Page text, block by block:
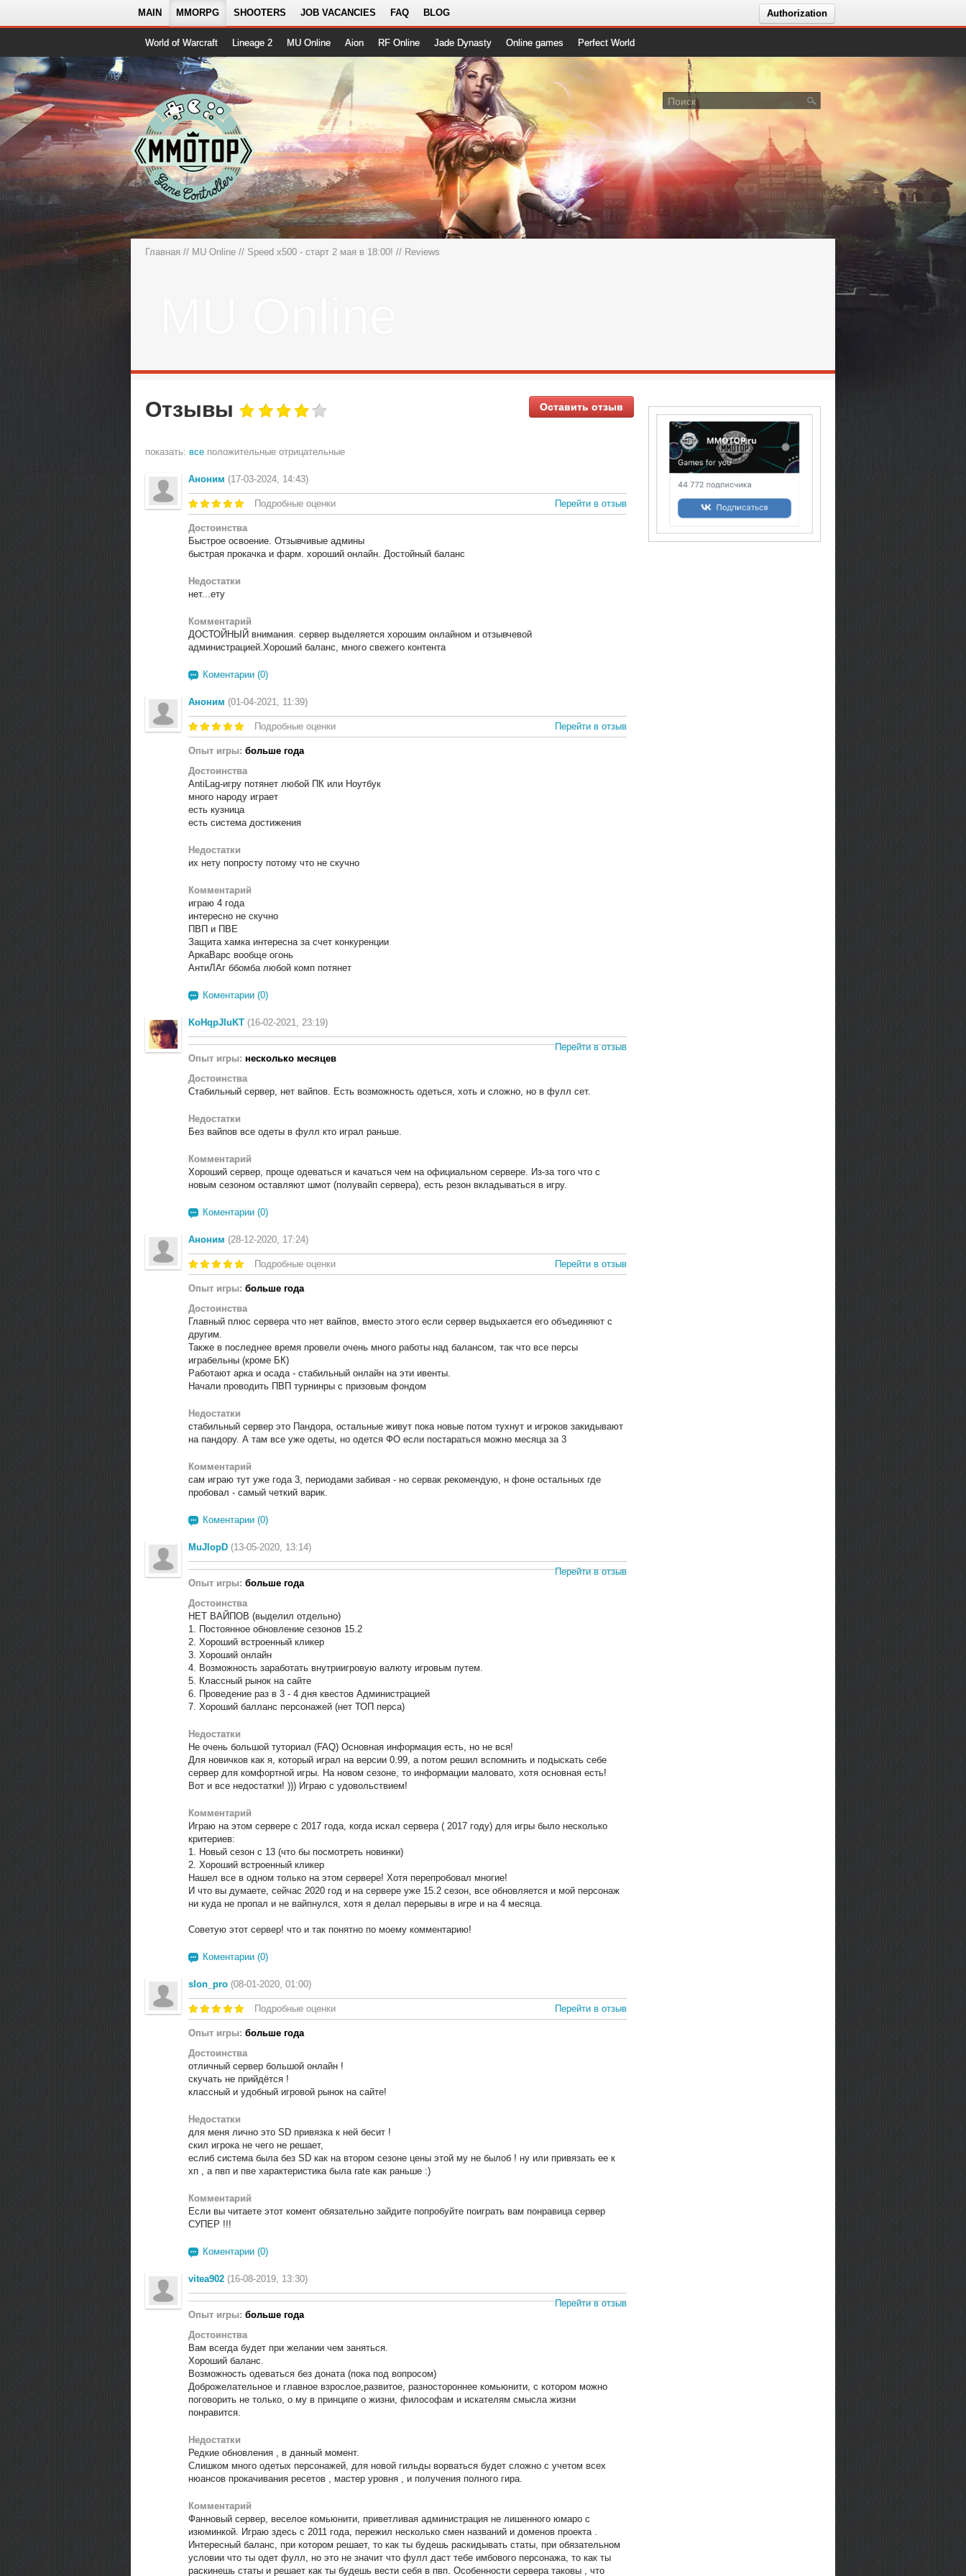
MAIN MMORPG SHOOTERS JOB VACANCIES FAQ BLOG Authorization
World of Warcraft Lineage 2 MU Online Aion RF Online Jade Dynasty Online games Perfect World
Главная // MU Online // Speed x500 - старт 2 мая в 18:00! // Reviews
Отзывы Оставить отзыв
показать: все положительные отрицательные
Аноним (17-03-2024, 14:43)
Подробные оценки Перейти в отзыв
Достоинства
Быстрое освоение. Отзывчивые админы
быстрая прокачка и фарм. хороший онлайн. Достойный баланс
Недостатки
нет...ету
Комментарий
ДОСТОЙНЫЙ внимания. сервер выделяется хорошим онлайном и отзывчевой
администрацией.Хороший баланс, много свежего контента
Коментарии (0)
Аноним (01-04-2021, 11:39)
Подробные оценки Перейти в отзыв
Опыт игры: больше года
Достоинства
AntiLag-игру потянет любой ПК или Ноутбук
много народу играет
есть кузница
есть система достижения
Недостатки
их нету попросту потому что не скучно
Комментарий
играю 4 года
интересно не скучно
ПВП и ПВЕ
Защита хамка интересна за счет конкуренции
АркаВарс вообще огонь
АнтиЛАг ббомба любой комп потянет
Коментарии (0)
KoHqpJluKT (16-02-2021, 23:19)
Перейти в отзыв
Опыт игры: несколько месяцев
Достоинства
Стабильный сервер, нет вайпов. Есть возможность одеться, хоть и сложно, но в фулл сет.
Недостатки
Без вайпов все одеты в фулл кто играл раньше.
Комментарий
Хороший сервер, проще одеваться и качаться чем на официальном сервере. Из-за того что с
новым сезоном оставляют шмот (полувайп сервера), есть резон вкладываться в игру.
Коментарии (0)
Аноним (28-12-2020, 17:24)
Подробные оценки Перейти в отзыв
Опыт игры: больше года
Достоинства
Главный плюс сервера что нет вайпов, вместо этого если сервер выдыхается его объединяют с
другим.
Также в последнее время провели очень много работы над балансом, так что все персы
играбельны (кроме БК)
Работают арка и осада - стабильный онлайн на эти ивенты.
Начали проводить ПВП турнинры с призовым фондом
Недостатки
стабильный сервер это Пандора, остальные живут пока новые потом тухнут и игроков закидывают
на пандору. А там все уже одеты, но одется ФО если постараться можно месяца за 3
Комментарий
сам играю тут уже года 3, периодами забивая - но сервак рекомендую, н фоне остальных где
пробовал - самый четкий варик.
Коментарии (0)
MuJlopD (13-05-2020, 13:14)
Перейти в отзыв
Опыт игры: больше года
Достоинства
НЕТ ВАЙПОВ (выделил отдельно)
1. Постоянное обновление сезонов 15.2
2. Хороший встроенный кликер
3. Хороший онлайн
4. Возможность заработать внутриигровую валюту игровым путем.
5. Классный рынок на сайте
6. Проведение раз в 3 - 4 дня квестов Администрацией
7. Хороший балланс персонажей (нет ТОП перса)
Недостатки
Не очень большой туториал (FAQ) Основная информация есть, но не вся!
Для новичков как я, который играл на версии 0.99, а потом решил вспомнить и подыскать себе
сервер для комфортной игры. На новом сезоне, то информации маловато, хотя основная есть!
Вот и все недостатки! ))) Играю с удовольствием!
Комментарий
Играю на этом сервере с 2017 года, когда искал сервера ( 2017 году) для игры было несколько
критериев:
1. Новый сезон с 13 (что бы посмотреть новинки)
2. Хороший встроенный кликер
Нашел все в одном только на этом сервере! Хотя перепробовал многие!
И что вы думаете, сейчас 2020 год и на сервере уже 15.2 сезон, все обновляется и мой персонаж
ни куда не пропал и не вайпнулся, хотя я делал перерывы в игре и на 4 месяца.
Советую этот сервер! что и так понятно по моему комментарию!
Коментарии (0)
slon_pro (08-01-2020, 01:00)
Подробные оценки Перейти в отзыв
Опыт игры: больше года
Достоинства
отличный сервер большой онлайн !
скучать не прийдётся !
классный и удобный игровой рынок на сайте!
Недостатки
для меня лично это SD привязка к ней бесит !
скил игрока не чего не решает,
еслиб система была без SD как на втором сезоне цены этой му не былоб ! ну или привязать ее к
хп , а пвп и пве характеристика была rate как раньше :)
Комментарий
Если вы читаете этот комент обязательно зайдите попробуйте поиграть вам понравица сервер
СУПЕР !!!
Коментарии (0)
vitea902 (16-08-2019, 13:30)
Перейти в отзыв
Опыт игры: больше года
Достоинства
Вам всегда будет при желании чем заняться.
Хороший баланс.
Возможность одеваться без доната (пока под вопросом)
Доброжелательное и главное взрослое,развитое, разностороннее комьюнити, с котором можно
поговорить не только, о му в принципе о жизни, философам и искателям смысла жизни
понравится.
Недостатки
Редкие обновления , в данный момент.
Слишком много одетых персонажей, для новой гильды ворваться будет сложно с учетом всех
нюансов прокачивания ресетов , мастер уровня , и получения полного гира.
Комментарий
Фанновый сервер, веселое комьюнити, приветливая администрация не лишенного юмаро с
изюминкой. Играю здесь с 2011 года, пережил несколько смен названий и доменов проекта .
Интересный баланс, при котором решает, то как ты будешь раскидывать статы, при обязательном
условии что ты одет фулл, но это не значит что фулл даст тебе имбового персонажа, то как ты
раскинешь статы и решает как ты будешь вести себя в пвп. Особенности сервера таковы , что